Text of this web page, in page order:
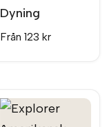
Dyning
Från 123 kr